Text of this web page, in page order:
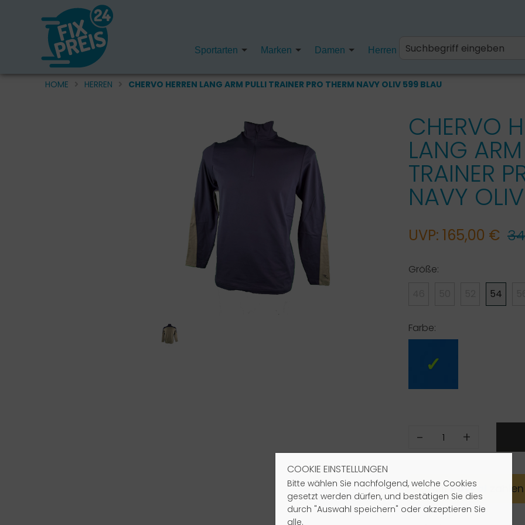
COOKIE EINSTELLUNGEN
Bitte wählen Sie nachfolgend, welche Cookies
gesetzt werden dürfen, und bestätigen Sie dies
durch "Auswahl speichern" oder akzeptieren Sie
alle.
Sportarten Marken Damen Herren Kinder Fanartikel
HOME HERREN CHERVO HERREN LANG ARM PULLI TRAINER PRO THERM NAVY OLIV 599 BLAU
CHERVO
LANG
TRAINER
NAVY
UVP: 165,00 €
Größe:
54
Farbe:
- +
MitPayPal zahlen